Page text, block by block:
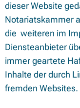
dieser Website
Notariatskammer
die weiteren im
Diensteanbieter
immer geartete
Inhalte der durch
fremden Websites.